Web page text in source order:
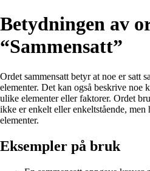
Betydningen av
“Sammensatt”
Ordet sammensatt betyr at noe er satt
elementer. Det kan også beskrive noe
ulike elementer eller faktorer. Ordet
ikke er enkelt eller enkeltstående, men
elementer.
Eksempler på bruk